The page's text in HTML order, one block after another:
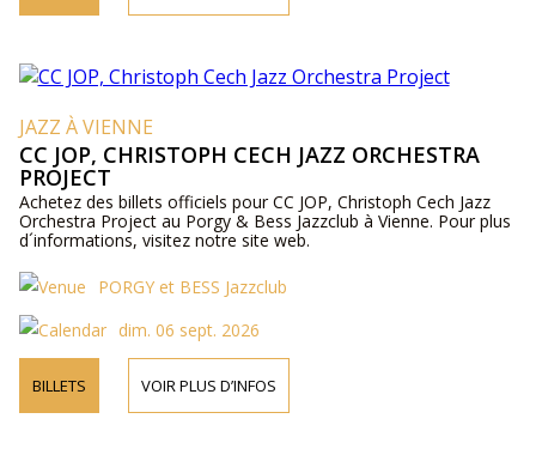
JAZZ À VIENNE
CC JOP, CHRISTOPH CECH JAZZ ORCHESTRA
PROJECT
Achetez des billets officiels pour CC JOP, Christoph Cech Jazz
Orchestra Project au Porgy & Bess Jazzclub à Vienne. Pour plus
d´informations, visitez notre site web.
PORGY et BESS Jazzclub
dim. 06 sept. 2026
BILLETS VOIR PLUS D’INFOS